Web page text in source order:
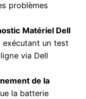
problèmes
Matériel Dell
exécutant un test
via Dell
de la
la batterie